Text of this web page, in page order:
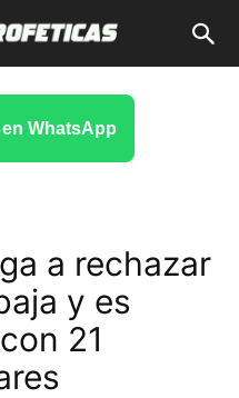
WhatsApp
a rechazar
y es
21